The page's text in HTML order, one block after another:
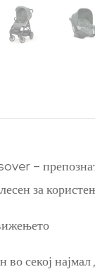
–
за
во секој